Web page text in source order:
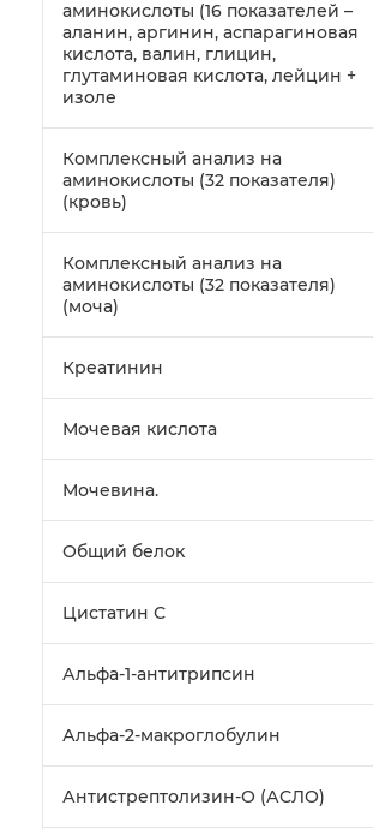
аминокислоты (16 показателей –
аланин, аргинин, аспарагиновая
кислота, валин, глицин,
глутаминовая кислота, лейцин +
изоле
Комплексный анализ на
аминокислоты (32 показателя)
(кровь)
Комплексный анализ на
аминокислоты (32 показателя)
(моча)
Креатинин
Мочевая кислота
Мочевина.
Общий белок
Цистатин С
Альфа-1-антитрипсин
Альфа-2-макроглобулин
Антистрептолизин-О (АСЛО)